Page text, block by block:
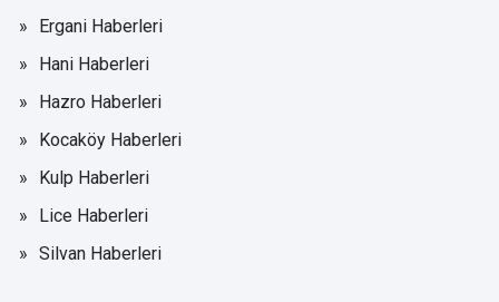
Ergani Haberleri
Hani Haberleri
Hazro Haberleri
Kocaköy Haberleri
Kulp Haberleri
Lice Haberleri
Silvan Haberleri